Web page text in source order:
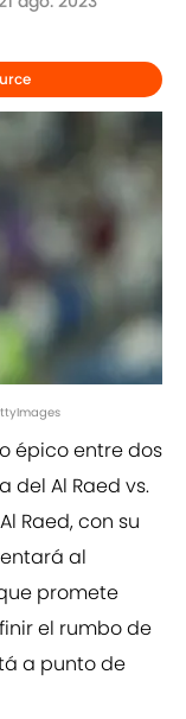
épico entre dos
del Al Raed vs.
Raed, con su
al
promete
el rumbo de
a punto de